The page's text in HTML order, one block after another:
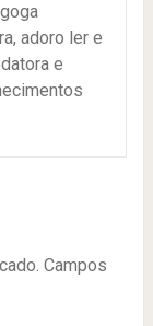
adoro ler e
e
Campos